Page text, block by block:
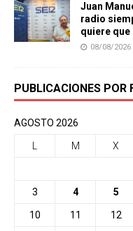
Juan
radio
quiere que
08/08/2026
PUBLICACIONES POR
AGOSTO 2026
M X
3 4 5
10 11 12